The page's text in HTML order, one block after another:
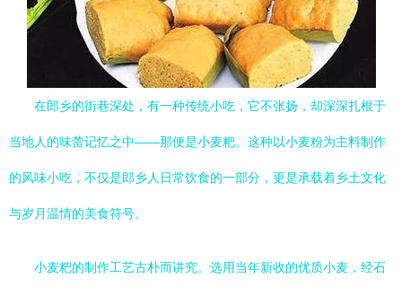
在郎乡的街巷深处，有一种传统小吃，它不张扬，却深深扎根于
当地人的味蕾记忆之中——那便是小麦粑。这种以小麦粉为主料制作
的风味小吃，不仅是郎乡人日常饮食的一部分，更是承载着乡土文化
与岁月温情的美食符号。
小麦粑的制作工艺古朴而讲究。选用当年新收的优质小麦，经石